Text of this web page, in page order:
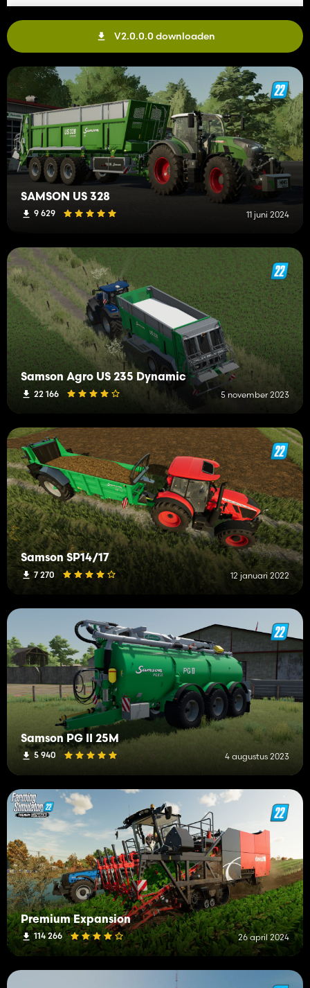
V2.0.0.0 downloaden
SAMSON US 328
9 629 11 juni 2024
Samson Agro US 235 Dynamic
22 166 5 november 2023
Samson SP14/17
7 270 12 januari 2022
Samson PG II 25M
5 940 4 augustus 2023
Premium Expansion
114 266 26 april 2024